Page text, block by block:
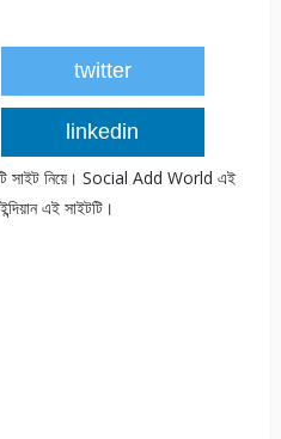
twitter
linkedin
সাইট নিয়ে। Social Add World এই
এই সাইটটি।